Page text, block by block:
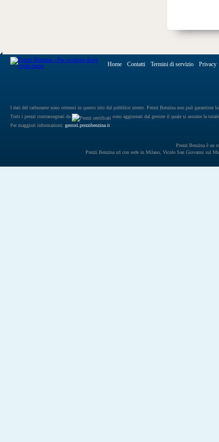
Home Contatti Termini di servizio Privacy
I dati del carburante sono ottenuti in questo sito dal pubblico utente. Prezzi Benzina non può garantirne
Tutti i prezzi contrassegnati da
sono aggiornati dal gestore il quale si assume la
Per maggiori informazioni: gestori.prezzibenzina.it
Prezzi Benzina è un
Prezzi Benzina srl con sede in Milano, Vicolo San Giovanni sul